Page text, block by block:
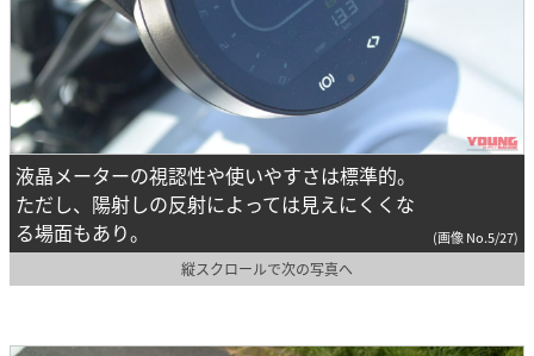
液晶メーターの視認性や使いやすさは標準的。
ただし、陽射しの反射によっては見えにくくな
る場面もあり。
(画像 No.5/27)
縦スクロールで次の写真へ